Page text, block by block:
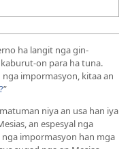
ha langit nga gin-
on para ha tuna.
nga impormasyon, kitaa an
”
niya an usa han iya
an espesyal nga
impormasyon han mga